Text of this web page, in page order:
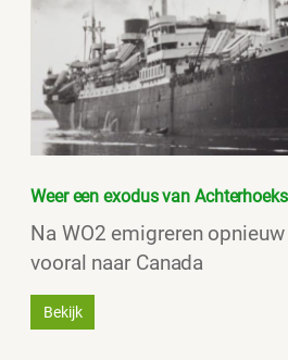
Weer een exodus van
Na WO2 emigreren
vooral naar Canada
Bekijk